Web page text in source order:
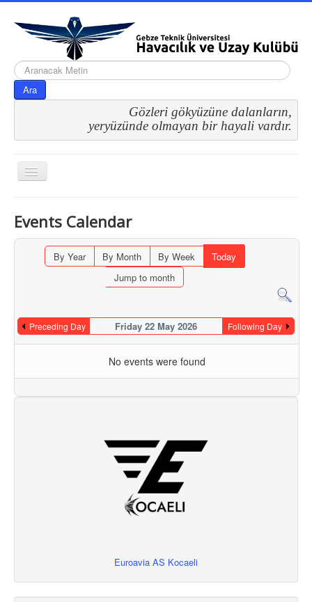
arama...
Ara
Gözleri gökyüzüne dalanların,
yeryüzünde olmayan bir hayali vardır.
Gezinme
geçişini
Events Calendar
By Year By Month By Week
Today
Jump to month
Preceding Day Friday 22 May 2026 Following Day
No events were found
Euroavia AS Kocaeli